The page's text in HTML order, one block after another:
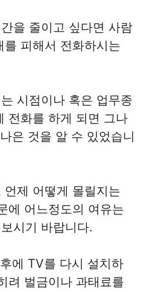
을 줄이고 싶다면 사람
피해서 전화하시는
시점이나 혹은 업무종
전화를 하게 되면 그나
은 것을 알 수 있었습니
제 어떻게 몰릴지는
에 어느정도의 여유는
시기 바랍니다.
에 TV를 다시 설치하
려 벌금이나 과태료를